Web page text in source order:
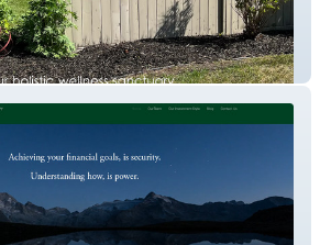
Real Yogi